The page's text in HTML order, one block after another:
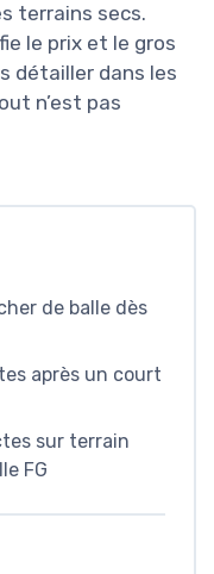
terrains secs.
le prix et le gros
détailler dans les
n’est pas
de balle dès
après un court
sur terrain
FG